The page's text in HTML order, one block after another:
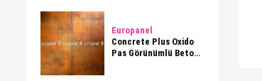
Europanel
Concrete Plus Oxido
Pas Görünümlü Beton